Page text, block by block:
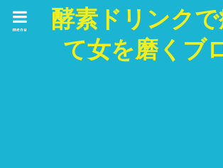
酵素ドリンク
て女を磨くブ
menu